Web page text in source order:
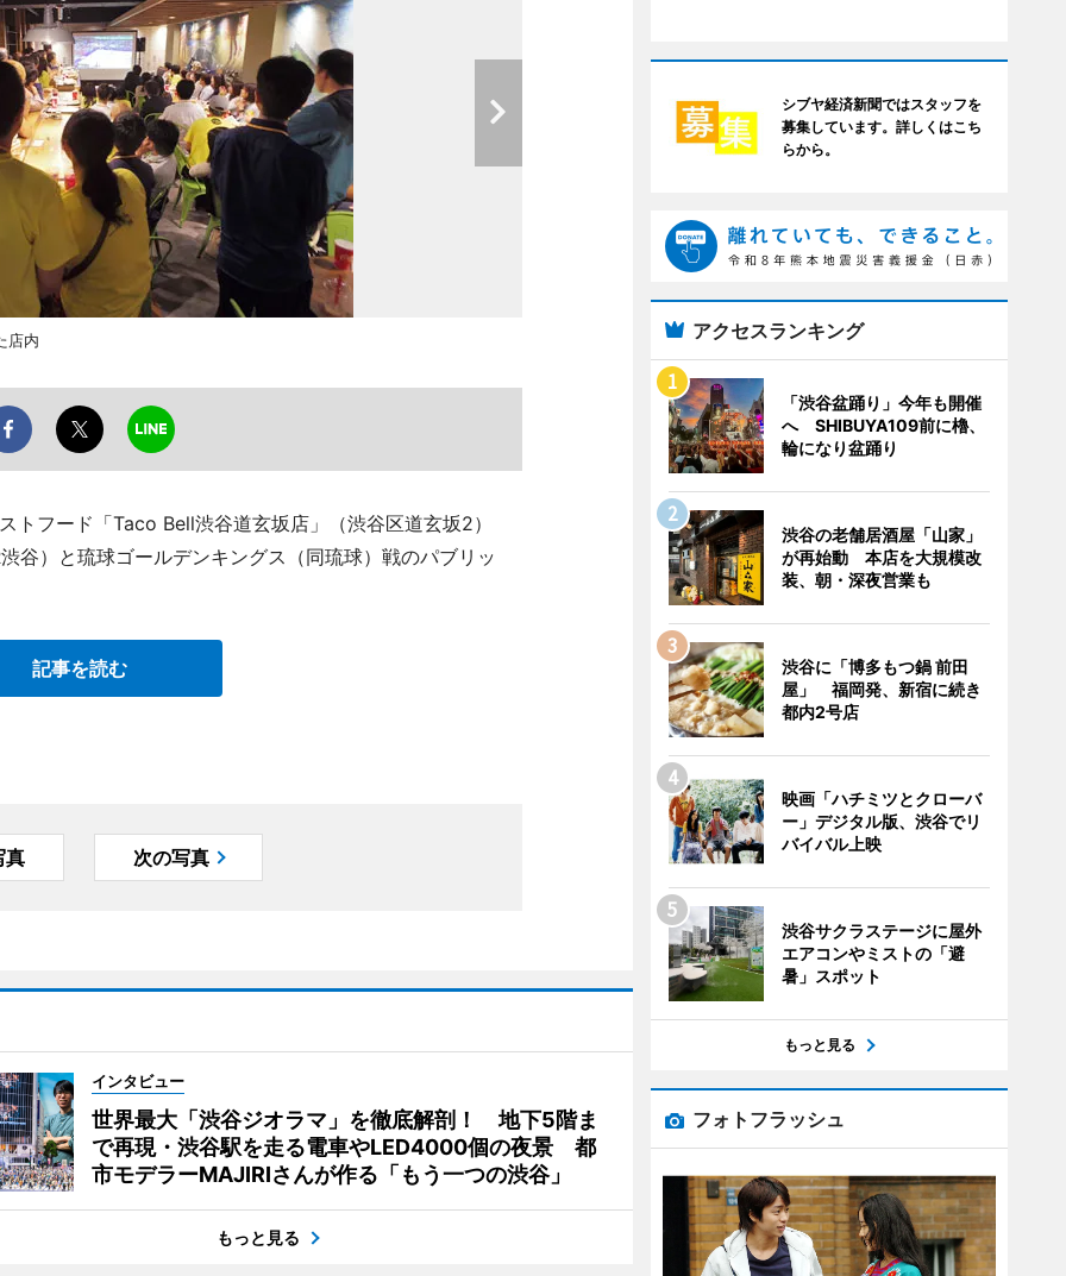
店内
トフード「Taco Bell渋谷道玄坂店」（渋谷区道玄坂2）
谷）と琉球ゴールデンキングス（同琉球）戦のパブリッ
記事を読む
真 次の写真
インタビュー
世界最大「渋谷ジオラマ」を徹底解剖！ 地下5階ま
で再現・渋谷駅を走る電車やLED4000個の夜景 都
市モデラーMAJIRIさんが作る「もう一つの渋谷」
もっと見る
シブヤ経済新聞ではスタッフを
募集しています。詳しくはこち
らから。
アクセスランキング
「渋谷盆踊り」今年も開催
へ SHIBUYA109前に櫓、
輪になり盆踊り
渋谷の老舗居酒屋「山家」
が再始動 本店を大規模改
装、朝・深夜営業も
渋谷に「博多もつ鍋 前田
屋」 福岡発、新宿に続き
都内2号店
映画「ハチミツとクローバ
ー」デジタル版、渋谷でリ
バイバル上映
渋谷サクラステージに屋外
エアコンやミストの「避
暑」スポット
もっと見る
フォトフラッシュ